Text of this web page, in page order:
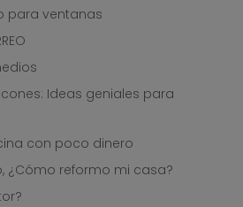
para ventanas
Ideas geniales para
con poco dinero
¿Cómo reformo mi casa?